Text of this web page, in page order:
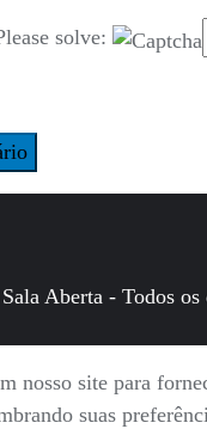
solve:
Aberta - Todos os
nosso site para
suas